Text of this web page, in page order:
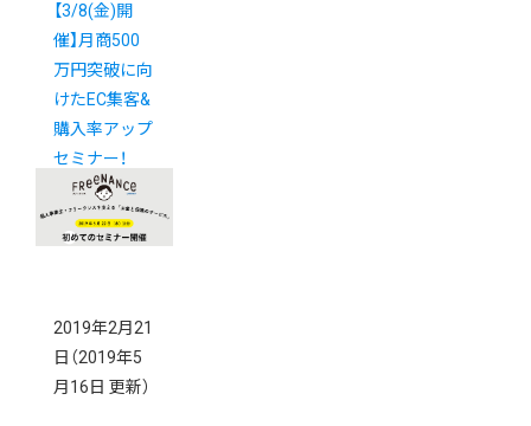
【3/8(金)開
催】月商500
万円突破に向
けたEC集客&
購入率アップ
セミナー！
2019年2月21
日 （2019年5
月16日 更新）